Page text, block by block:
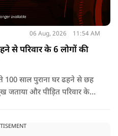
06 Aug, 2026 11:54 AM
से परिवार के 6 लोगों की